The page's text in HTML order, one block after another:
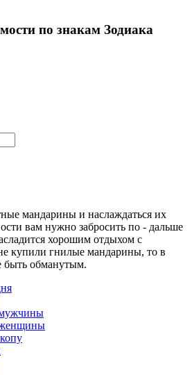
по знакам Зодиака
мандарины и наслаждаться их
вам нужно забросить по - дальше
хорошим отдыхом с
купили гнилые мандарины, то в
быть обманутым.